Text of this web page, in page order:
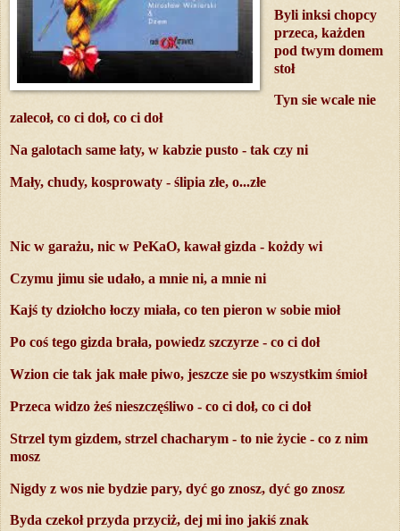
Byli inksi chopcy
przeca, każden
pod twym domem
stoł
Tyn sie wcale nie
zalecoł, co ci doł, co ci doł
Na galotach same łaty, w kabzie pusto - tak czy ni
Mały, chudy, kosprowaty - ślipia złe, o...złe
Nic w garażu, nic w PeKaO, kawał gizda - kożdy wi
Czymu jimu sie udało, a mnie ni, a mnie ni
Kajś ty dziołcho łoczy miała, co ten pieron w sobie mioł
Po coś tego gizda brała, powiedz szczyrze - co ci doł
Wzion cie tak jak małe piwo, jeszcze sie po wszystkim śmioł
Przeca widzo żeś nieszczęśliwo - co ci doł, co ci doł
Strzel tym gizdem, strzel chacharym - to nie życie - co z nim
mosz
Nigdy z wos nie bydzie pary, dyć go znosz, dyć go znosz
Byda czekoł przyda przyciż, dej mi ino jakiś znak